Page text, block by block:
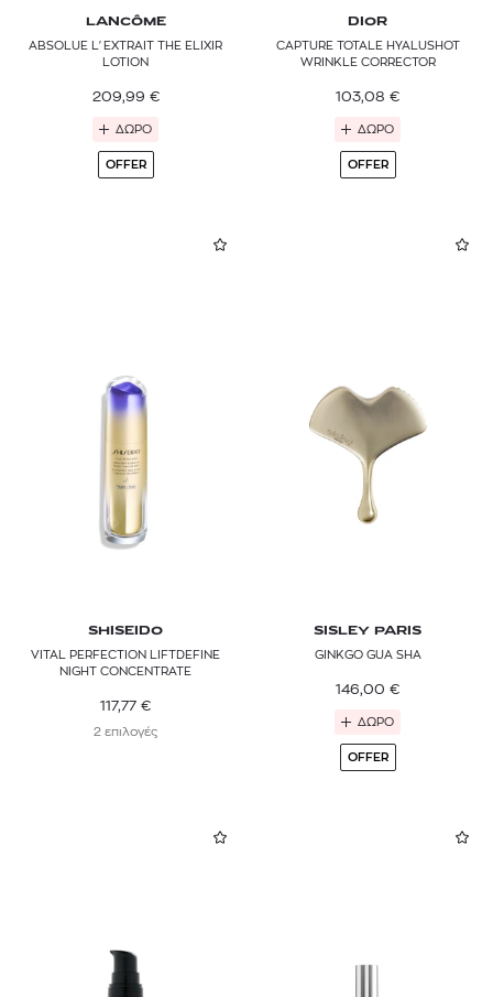
LANCÔME
ABSOLUE L'EXTRAIT THE ELIXIR
LOTION
209,99 €
ΔΩΡΟ
OFFER
DIOR
CAPTURE TOTALE HYALUSHOT
WRINKLE CORRECTOR
103,08 €
ΔΩΡΟ
OFFER
SHISEIDO
VITAL PERFECTION LIFTDEFINE
NIGHT CONCENTRATE
117,77 €
2 επιλογές
SISLEY PARIS
GINKGO GUA SHA
146,00 €
ΔΩΡΟ
OFFER